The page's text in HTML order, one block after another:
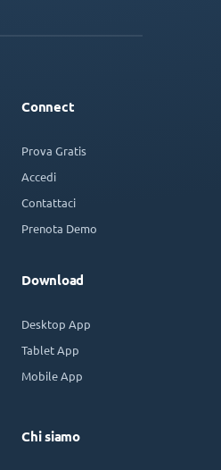
Connect
Prova Gratis
Accedi
Contattaci
Prenota Demo
Download
Desktop App
Tablet App
Mobile App
Chi siamo